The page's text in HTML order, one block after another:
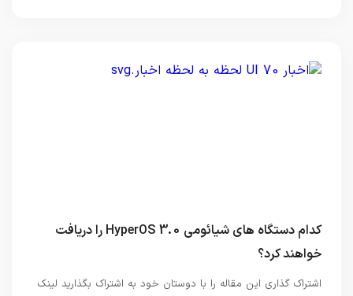
کدام دستگاه های شیائومی HyperOS 3.0 را دریافت
خواهند کرد؟
اشتراک گذاری این مقاله را با دوستان خود به اشتراک بگذارید لینک